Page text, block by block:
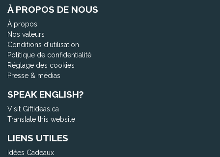
À PROPOS DE NOUS
À propos
Nos valeurs
Conditions d'utilisation
Politique de confidentialité
Réglage des cookies
Presse & médias
SPEAK ENGLISH?
Visit Giftideas.ca
Translate this website
LIENS UTILES
Idées Cadeaux